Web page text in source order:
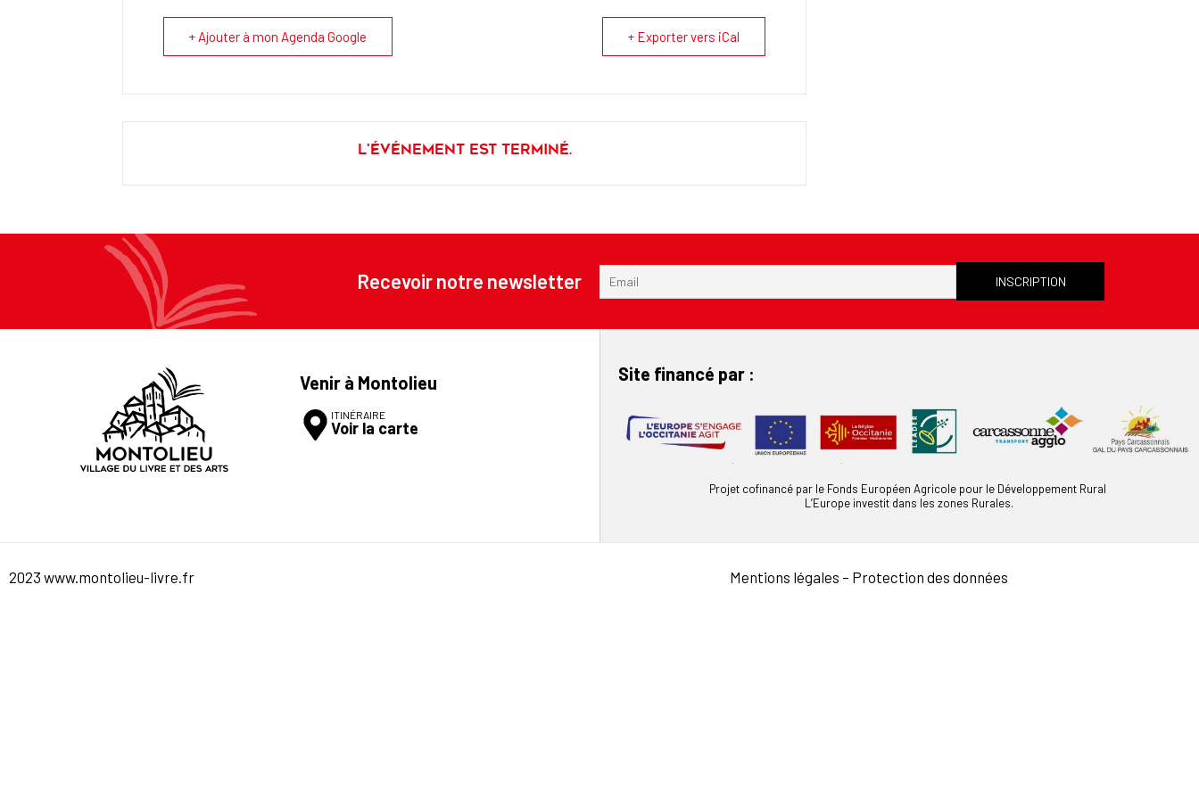
+ Ajouter à mon Agenda Google + Exporter vers iCal
L'événement est terminé.
Recevoir notre newsletter
Venir à Montolieu
ITINÉRAIRE
Voir la carte
Site financé par :
Projet cofinancé par le Fonds Européen Agricole pour le Développement Rural
L’Europe investit dans les zones Rurales.
2023 www.montolieu-livre.fr Mentions légales – Protection des données